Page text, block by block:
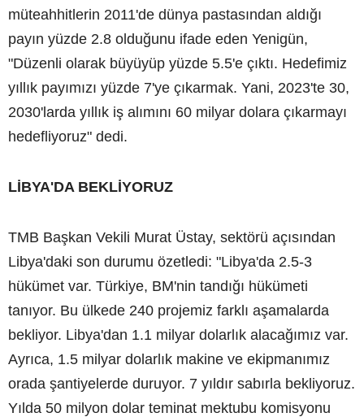
müteahhitlerin 2011'de dünya pastasından aldığı
payın yüzde 2.8 olduğunu ifade eden Yenigün,
"Düzenli olarak büyüyüp yüzde 5.5'e çıktı. Hedefimiz
yıllık payımızı yüzde 7'ye çıkarmak. Yani, 2023'te 30,
2030'larda yıllık iş alımını 60 milyar dolara çıkarmayı
hedefliyoruz" dedi.
LİBYA'DA BEKLİYORUZ
TMB Başkan Vekili Murat Üstay, sektörü açısından
Libya'daki son durumu özetledi: "Libya'da 2.5-3
hükümet var. Türkiye, BM'nin tandığı hükümeti
tanıyor. Bu ülkede 240 projemiz farklı aşamalarda
bekliyor. Libya'dan 1.1 milyar dolarlık alacağımız var.
Ayrıca, 1.5 milyar dolarlık makine ve ekipmanımız
orada şantiyelerde duruyor. 7 yıldır sabırla bekliyoruz.
Yılda 50 milyon dolar teminat mektubu komisyonu